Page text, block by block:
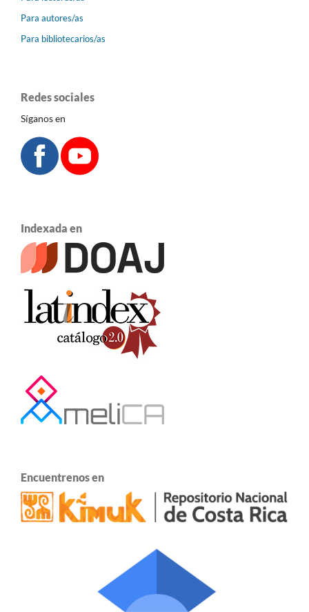
Para autores/as
Para bibliotecarios/as
Redes sociales
Síganos en
Indexada en
Encuentrenos en